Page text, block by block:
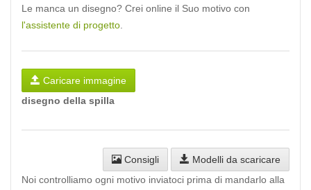
Le manca un disegno? Crei online il Suo motivo con
l'assistente di progetto
Caricare immagine
disegno della spilla
Consigli
Modelli da scaricare
Noi controlliamo ogni motivo inviatoci prima di mandarlo alla